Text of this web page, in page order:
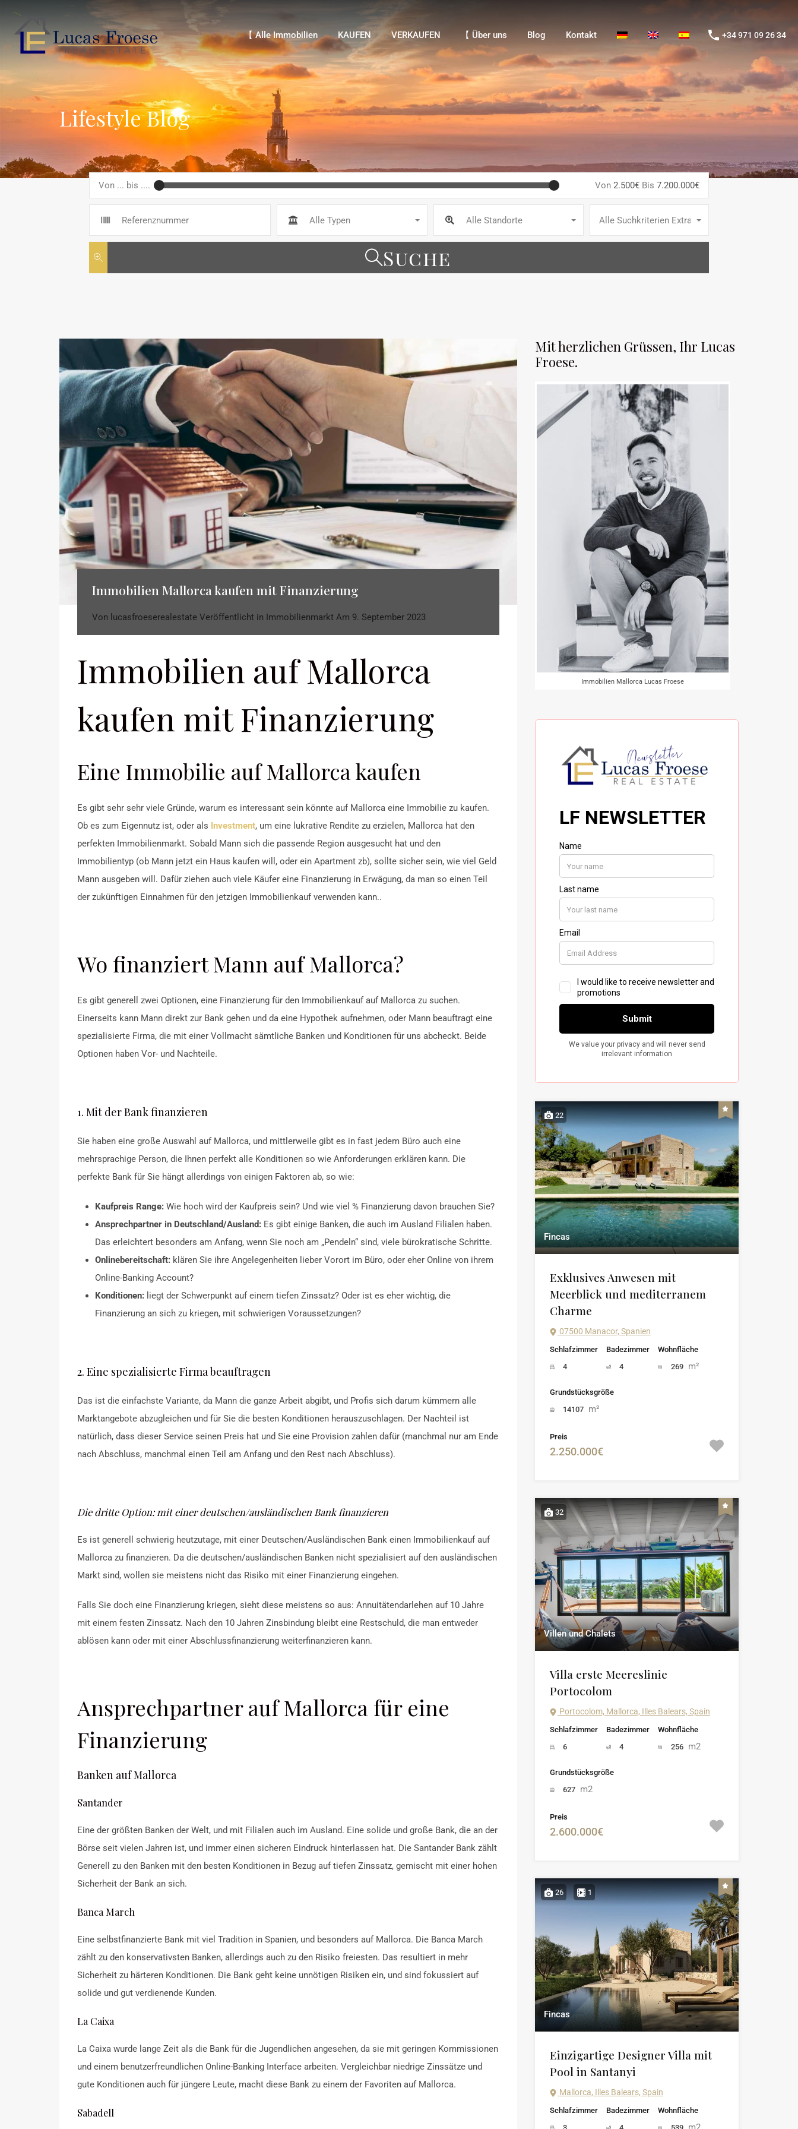
【 Alle Immobilien VERKAUFEN
【 Alle Immobilien
KAUFEN VERKAUFEN 【 Über uns Blog Kontakt +34 971 09 26 34
Lifestyle Blog
Von ... bis .... Von 2.500€ Bis 7.200.000€
Alle Typen Alle Standorte Alle Suchkriterien Extras
Suche
Immobilien Mallorca kaufen mit Finanzierung
Von lucasfroeserealestate Veröffentlicht in Immobilienmarkt Am 9. September 2023
Immobilien auf Mallorca
kaufen mit Finanzierung
Eine Immobilie auf Mallorca kaufen
Es gibt sehr sehr viele Gründe, warum es interessant sein könnte auf Mallorca eine Immobilie zu kaufen.
Ob es zum Eigennutz ist, oder als Investment, um eine lukrative Rendite zu erzielen, Mallorca hat den
perfekten Immobilienmarkt. Sobald Mann sich die passende Region ausgesucht hat und den
Immobilientyp (ob Mann jetzt ein Haus kaufen will, oder ein Apartment zb), sollte sicher sein, wie viel Geld
Mann ausgeben will. Dafür ziehen auch viele Käufer eine Finanzierung in Erwägung, da man so einen Teil
der zukünftigen Einnahmen für den jetzigen Immobilienkauf verwenden kann..
Wo finanziert Mann auf Mallorca?
Es gibt generell zwei Optionen, eine Finanzierung für den Immobilienkauf auf Mallorca zu suchen.
Einerseits kann Mann direkt zur Bank gehen und da eine Hypothek aufnehmen, oder Mann beauftragt eine
spezialisierte Firma, die mit einer Vollmacht sämtliche Banken und Konditionen für uns abcheckt. Beide
Optionen haben Vor- und Nachteile.
1. Mit der Bank finanzieren
Sie haben eine große Auswahl auf Mallorca, und mittlerweile gibt es in fast jedem Büro auch eine
mehrsprachige Person, die Ihnen perfekt alle Konditionen so wie Anforderungen erklären kann. Die
perfekte Bank für Sie hängt allerdings von einigen Faktoren ab, so wie:
Kaufpreis Range: Wie hoch wird der Kaufpreis sein? Und wie viel % Finanzierung davon brauchen Sie?
Ansprechpartner in Deutschland/Ausland: Es gibt einige Banken, die auch im Ausland Filialen haben.
Das erleichtert besonders am Anfang, wenn Sie noch am „Pendeln“ sind, viele bürokratische Schritte.
Onlinebereitschaft: klären Sie ihre Angelegenheiten lieber Vorort im Büro, oder eher Online von ihrem
Online-Banking Account?
Konditionen: liegt der Schwerpunkt auf einem tiefen Zinssatz? Oder ist es eher wichtig, die
Finanzierung an sich zu kriegen, mit schwierigen Voraussetzungen?
2. Eine spezialisierte Firma beauftragen
Das ist die einfachste Variante, da Mann die ganze Arbeit abgibt, und Profis sich darum kümmern alle
Marktangebote abzugleichen und für Sie die besten Konditionen herauszuschlagen. Der Nachteil ist
natürlich, dass dieser Service seinen Preis hat und Sie eine Provision zahlen dafür (manchmal nur am Ende
nach Abschluss, manchmal einen Teil am Anfang und den Rest nach Abschluss).
Die dritte Option: mit einer deutschen/ausländischen Bank finanzieren
Es ist generell schwierig heutzutage, mit einer Deutschen/Ausländischen Bank einen Immobilienkauf auf
Mallorca zu finanzieren. Da die deutschen/ausländischen Banken nicht spezialisiert auf den ausländischen
Markt sind, wollen sie meistens nicht das Risiko mit einer Finanzierung eingehen.
Falls Sie doch eine Finanzierung kriegen, sieht diese meistens so aus: Annuitätendarlehen auf 10 Jahre
mit einem festen Zinssatz. Nach den 10 Jahren Zinsbindung bleibt eine Restschuld, die man entweder
ablösen kann oder mit einer Abschlussfinanzierung weiterfinanzieren kann.
Ansprechpartner auf Mallorca für eine
Finanzierung
Banken auf Mallorca
Santander
Eine der größten Banken der Welt, und mit Filialen auch im Ausland. Eine solide und große Bank, die an der
Börse seit vielen Jahren ist, und immer einen sicheren Eindruck hinterlassen hat. Die Santander Bank zählt
Generell zu den Banken mit den besten Konditionen in Bezug auf tiefen Zinssatz, gemischt mit einer hohen
Sicherheit der Bank an sich.
Banca March
Eine selbstfinanzierte Bank mit viel Tradition in Spanien, und besonders auf Mallorca. Die Banca March
zählt zu den konservativsten Banken, allerdings auch zu den Risiko freiesten. Das resultiert in mehr
Sicherheit zu härteren Konditionen. Die Bank geht keine unnötigen Risiken ein, und sind fokussiert auf
solide und gut verdienende Kunden.
La Caixa
La Caixa wurde lange Zeit als die Bank für die Jugendlichen angesehen, da sie mit geringen Kommissionen
und einem benutzerfreundlichen Online-Banking Interface arbeiten. Vergleichbar niedrige Zinssätze und
gute Konditionen auch für jüngere Leute, macht diese Bank zu einem der Favoriten auf Mallorca.
Sabadell
Mit herzlichen Grüssen, Ihr Lucas
Froese.
Immobilien Mallorca Lucas Froese
22
Fincas
Exklusives Anwesen mit
Meerblick und mediterranem
Charme
07500 Manacor, Spanien
Schlafzimmer
4
Badezimmer
4
Wohnfläche
269 m²
Grundstücksgröße
14107 m²
Preis
2.250.000€
32
Villen und Chalets
Villa erste Meereslinie
Portocolom
Portocolom, Mallorca, Illes Balears, Spain
Schlafzimmer
6
Badezimmer
4
Wohnfläche
256 m2
Grundstücksgröße
627 m2
Preis
2.600.000€
26 1
Fincas
Einzigartige Designer Villa mit
Pool in Santanyi
Mallorca, Illes Balears, Spain
Schlafzimmer
Badezimmer
Wohnfläche